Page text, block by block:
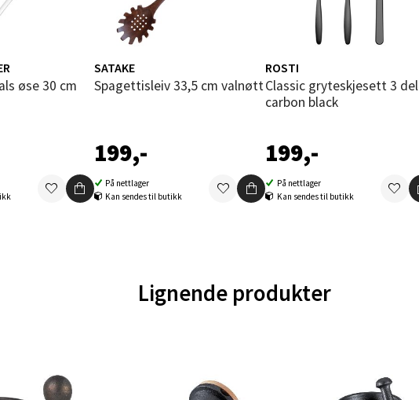
SATAKE
Spagettisleiv 33,5 cm valnøtt
199,-
På nettlager
Kan sendes til butikk
ROSTI
Classic gryteskjesett 3 deler
carbon black
199,-
På nettlager
Kan sendes til butikk
Lignende produkter
Bergen - Oasen Senter
Åpent i dag 10-21
Orkanger - Thon Senter Orkanger